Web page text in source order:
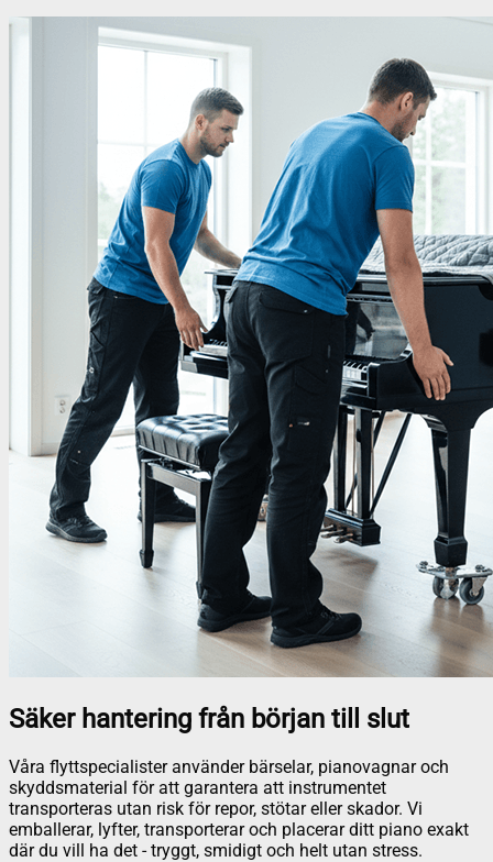
Säker hantering från början till slut
Våra flyttspecialister använder bärselar, pianovagnar och
skyddsmaterial för att garantera att instrumentet
transporteras utan risk för repor, stötar eller skador. Vi
emballerar, lyfter, transporterar och placerar ditt piano exakt
där du vill ha det - tryggt, smidigt och helt utan stress.